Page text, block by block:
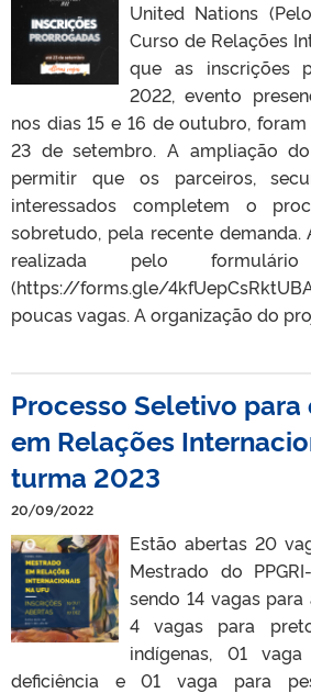
United Nations
Curso de Relações
que as inscrições
2022, evento
nos dias 15 e 16 de outubro,
23 de setembro. A ampliação
permitir que os parceiros,
interessados completem o
sobretudo, pela recente demanda.
realizada pelo
(https://forms.gle/
poucas vagas. A organização do
Processo Seletivo
em Relações
turma 2023
20/09/2022
Estão abertas 20
Mestrado do
sendo 14 vagas
4 vagas para
indígenas, 01
deficiência e 01 vaga para